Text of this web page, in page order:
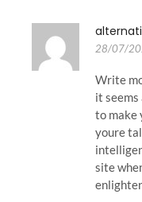
28/07/
Write
it
to make
youre
site